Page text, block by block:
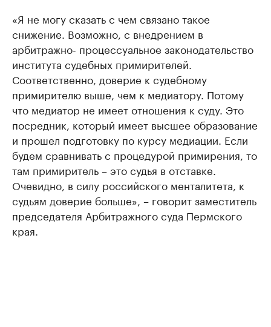
«Я не могу сказать с чем связано такое
снижение. Возможно, с внедрением в
арбитражно- процессуальное законодательство
института судебных примирителей.
Соответственно, доверие к судебному
примирителю выше, чем к медиатору. Потому
что медиатор не имеет отношения к суду. Это
посредник, который имеет высшее образование
и прошел подготовку по курсу медиации. Если
будем сравнивать с процедурой примирения, то
там примиритель – это судья в отставке.
Очевидно, в силу российского менталитета, к
судьям доверие больше», – говорит заместитель
председателя Арбитражного суда Пермского
края.